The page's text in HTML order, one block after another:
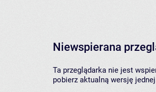
Niewspierana
Ta przeglądarka nie jest
pobierz aktualną wersję